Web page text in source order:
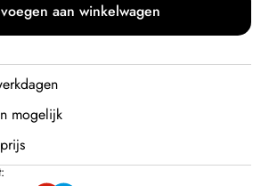
aan winkelwagen
mogelijk